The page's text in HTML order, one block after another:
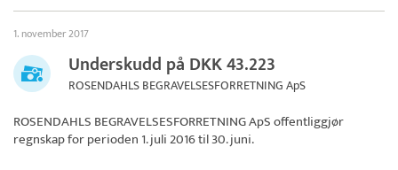
1. november 2017
Underskudd på DKK 43.223
ROSENDAHLS BEGRAVELSESFORRETNING ApS
ROSENDAHLS BEGRAVELSESFORRETNING ApSoffentliggjør
regnskap for perioden 1. juli 2016 til 30. juni.